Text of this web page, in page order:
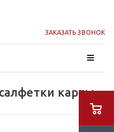
ЗАКАЗАТЬ ЗВОНОК
карты